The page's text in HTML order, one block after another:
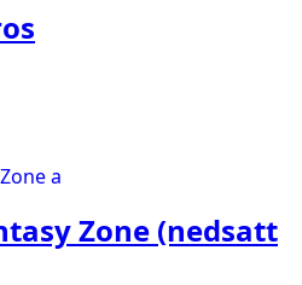
Zone (nedsatt